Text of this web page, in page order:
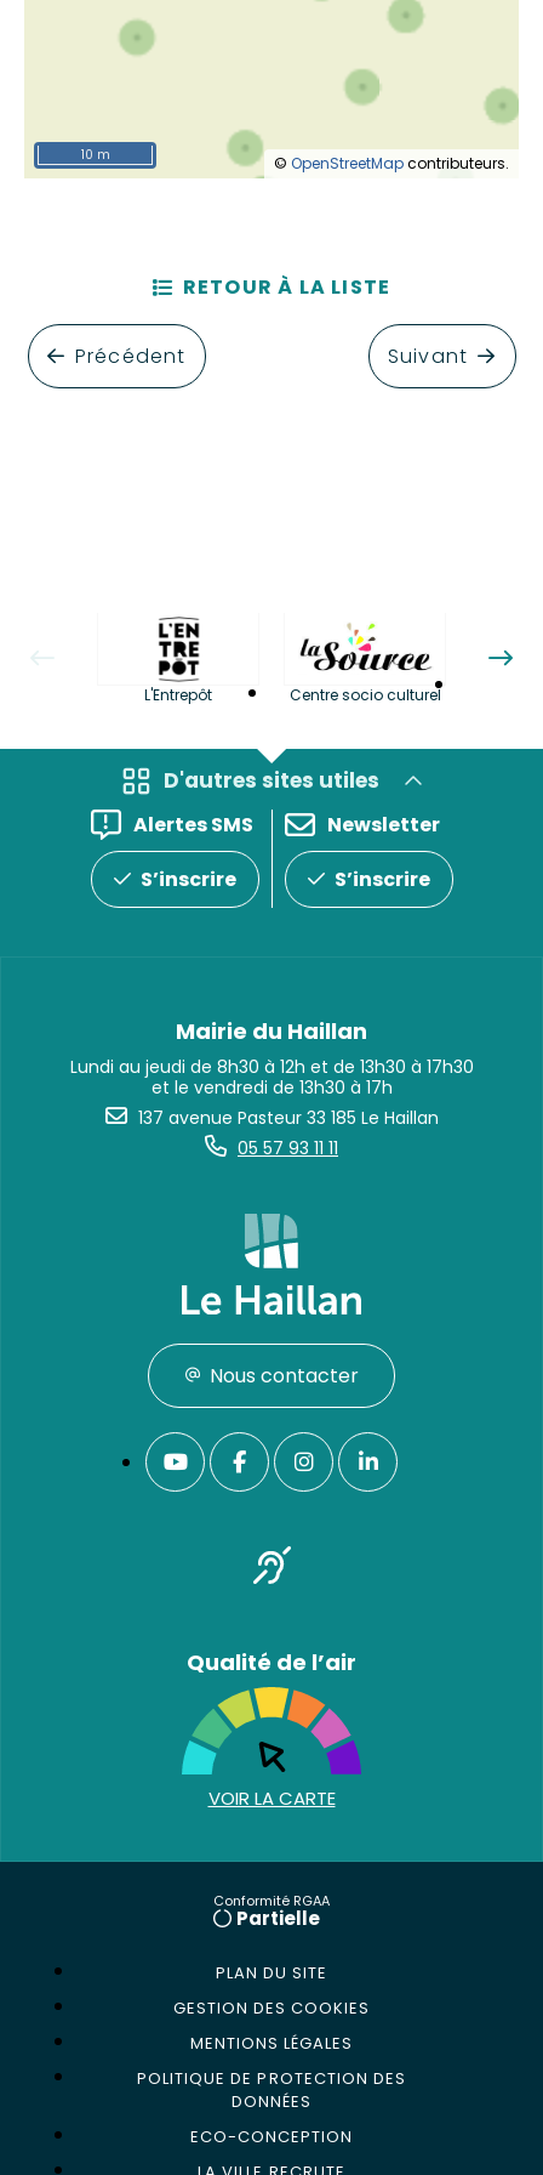
© OpenStreetMapcontributeurs.
10 m
Précédent
RETOUR À LA LISTE
Suivant
L'Entrepôt Centre socio culturel
D'autres sites utiles
Alertes SMS
S’inscrire
Newsletter
S’inscrire
Mairie du Haillan
Lundi au jeudi de 8h30 à 12h et de 13h30 à 17h30
et le vendredi de 13h30 à 17h
137 avenue Pasteur 33 185 Le Haillan
05 57 93 11 11
Nous contacter
Qualité de l’air
VOIR LA CARTE
Conformité RGAA
Partielle
PLAN DU SITE
GESTION DES COOKIES
MENTIONS LÉGALES
POLITIQUE DE PROTECTION DES
DONNÉES
ECO-CONCEPTION